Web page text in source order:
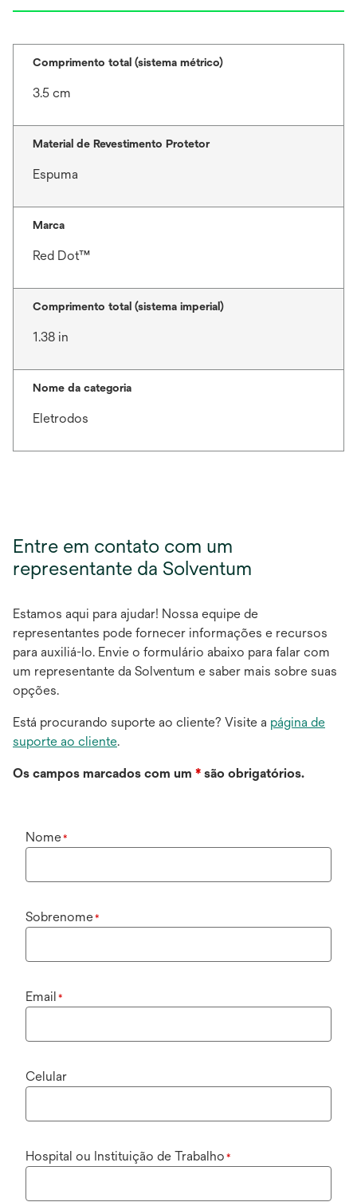
Comprimento total (sistema métrico)
3.5 cm
Material de Revestimento Protetor
Espuma
Marca
Red Dot™
Comprimento total (sistema imperial)
1.38 in
Nome da categoria
Eletrodos
Entre em contato com um
representante da Solventum
Estamos aqui para ajudar! Nossa equipe de
representantes pode fornecer informações e recursos
para auxiliá-lo. Envie o formulário abaixo para falar com
um representante da Solventum e saber mais sobre suas
opções.
Está procurando suporte ao cliente? Visite a página de
suporte ao cliente.
Os campos marcados com um * são obrigatórios.
Nome*
Sobrenome*
Email *
Celular
Hospital ou Instituição de Trabalho *